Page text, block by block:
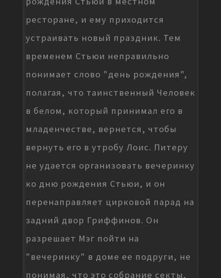
ресторане, и ему приходится
устраивать новый праздник. Тем
временем Стьюи неправильно
понимает слово "день рождения",
полагая, что таинственный Человек
в белом, который принимал его в
младенчестве, вернется, чтобы
вернуть его в утробу Лоис. Питеру
не удается организовать вечеринку
ко дню рождения Стьюи, и он
перенаправляет цирковой парад на
задний двор Гриффинов. Он
разрешает Мэг пойти на
"вечеринку" в доме ее подруги, не
понимая, что это собрание секты,